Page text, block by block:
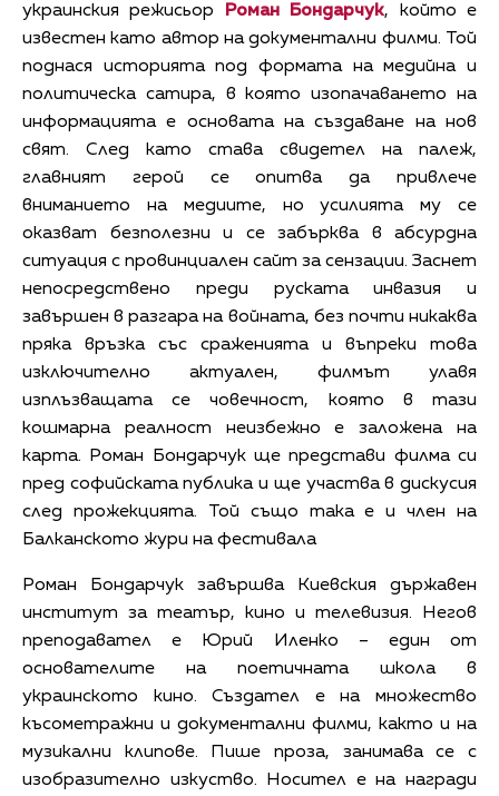
украинския режисьор
Роман Бондарчук, който е
известен като автор на документални филми. Той
поднася историята под формата на медийна и
политическа сатира, в която изопачаването на
информацията е основата на създаване на нов
свят. След като става свидетел на палеж,
главният герой се опитва да привлече
вниманието на медиите, но усилията му се
оказват безполезни и се забърква в абсурдна
ситуация с провинциален сайт за сензации. Заснет
непосредствено преди руската инвазия и
завършен в разгара на войната, без почти никаква
пряка връзка със сраженията и въпреки това
изключително актуален, филмът улавя
изплъзващата се човечност, която в тази
кошмарна реалност неизбежно е заложена на
карта. Роман Бондарчук ще представи филма си
пред софийската публика и ще участва в дискусия
след прожекцията. Той също така е и член на
Балканското жури на фестивала
Роман Бондарчук завършва Киевския държавен
институт за театър, кино и телевизия. Негов
преподавател е Юрий Иленко – един от
основателите на поетичната школа в
украинското кино. Създател е на множество
късометражни и документални филми, както и на
музикални клипове. Пише проза, занимава се с
изобразително изкуство. Носител е на награди